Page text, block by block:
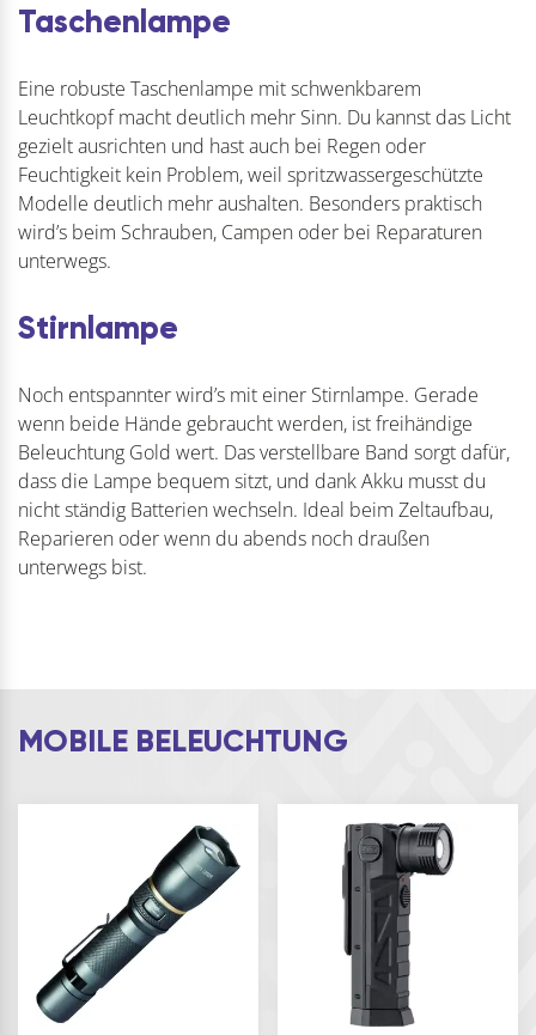
Taschenlampe
Eine robuste Taschenlampe mit schwenkbarem
Leuchtkopf macht deutlich mehr Sinn. Du kannst das Licht
gezielt ausrichten und hast auch bei Regen oder
Feuchtigkeit kein Problem, weil spritzwassergeschützte
Modelle deutlich mehr aushalten. Besonders praktisch
wird’s beim Schrauben, Campen oder bei Reparaturen
unterwegs.
Stirnlampe
Noch entspannter wird’s mit einer Stirnlampe. Gerade
wenn beide Hände gebraucht werden, ist freihändige
Beleuchtung Gold wert. Das verstellbare Band sorgt dafür,
dass die Lampe bequem sitzt, und dank Akku musst du
nicht ständig Batterien wechseln. Ideal beim Zeltaufbau,
Reparieren oder wenn du abends noch draußen
unterwegs bist.
MOBILE BELEUCHTUNG